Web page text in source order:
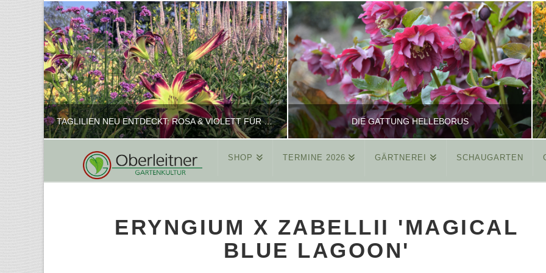
TAGLILIEN NEU ENTDECKT: ROSA & VIOLETT FÜR ROMANTISCHE PFLANZKOMBINATIONEN
REINHARD
FEBRUAR 16, 2025
DIE GATTUNG HELLEBORUS
REINHARD
MÄRZ 26, 2015
SHOP TERMINE 2026 GÄRTNEREI SCHAUGARTEN
ERYNGIUM X ZABELLII 'MAGICAL
BLUE LAGOON'